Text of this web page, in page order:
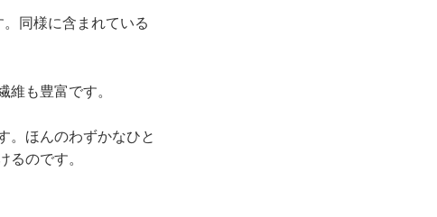
同様に含まれている
も豊富です。
。ほんのわずかなひと
るのです。